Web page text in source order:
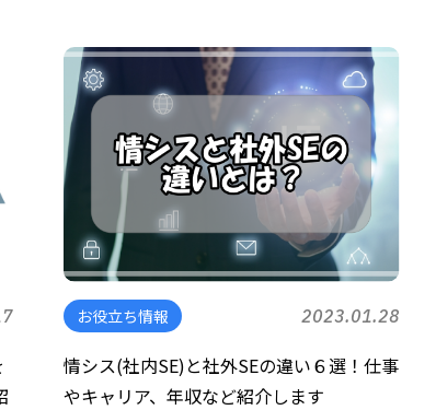
お役立ち情報 2023.01.28
情シス(社内SE)と社外SEの違い６選！仕事
やキャリア、年収など紹介します